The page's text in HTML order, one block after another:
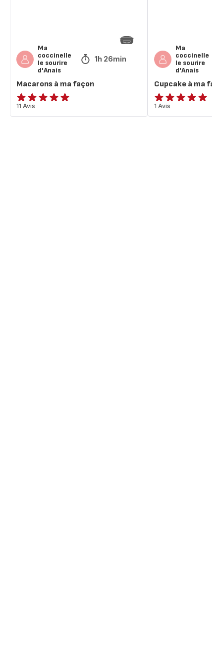
Ma
coccinelle
le sourire
d'Anais
1h 26min
Macarons à ma façon
Avis
5
11 Avis
Ma
coccinelle
le sourire
d'Anais
Cupcake à ma
Avis
5
1 Avis